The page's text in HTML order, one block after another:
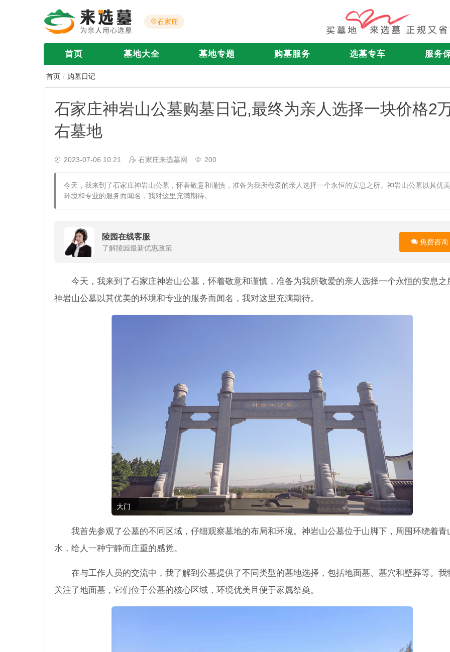
石家庄
首页 墓地大全 墓地专题 购墓服务 选墓专车 服务
首页 购墓日记
石家庄神岩山公墓购墓日记,最终为亲人选择一块价格2
右墓地
2023-07-06 10:21 石家庄来选墓网 200
今天，我来到了石家庄神岩山公墓，怀着敬意和谨慎，准备为我所敬爱的亲人选择一个永恒的安息之所。神岩山公墓以其优
环境和专业的服务而闻名，我对这里充满期待。
陵园在线客服
了解陵园最新优惠政策
免费咨询
今天，我来到了石家庄神岩山公墓，怀着敬意和谨慎，准备为我所敬爱的亲人选择一个永恒的安息之
神岩山公墓以其优美的环境和专业的服务而闻名，我对这里充满期待。
大门
我首先参观了公墓的不同区域，仔细观察墓地的布局和环境。神岩山公墓位于山脚下，周围环绕着青
水，给人一种宁静而庄重的感觉。
在与工作人员的交流中，我了解到公墓提供了不同类型的墓地选择，包括地面墓、墓穴和壁葬等。我
关注了地面墓，它们位于公墓的核心区域，环境优美且便于家属祭奠。